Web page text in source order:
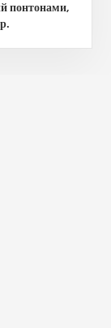
понтонами,